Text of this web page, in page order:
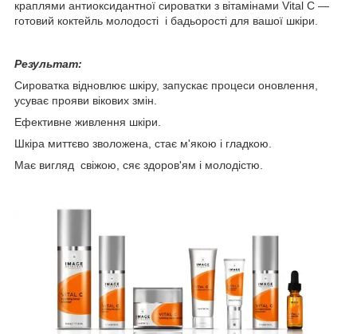
краплями антиоксидантної сироватки з вітамінами Vital C —
готовий коктейль молодості і бадьорості для вашої шкіри.
Результат:
Сироватка відновлює шкіру, запускає процеси оновлення,
усуває прояви вікових змін.
Ефективне живлення шкіри.
Шкіра миттєво зволожена, стає м'якою і гладкою.
Має вигляд свіжою, сяє здоров'ям і молодістю.